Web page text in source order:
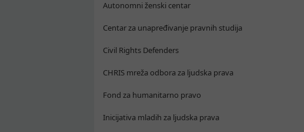
Autonomni ženski centar
Centar za unapređivanje pravnih studija
Civil Rights Defenders
CHRIS mreža odbora za ljudska prava
Fond za humanitarno pravo
Inicijativa mladih za ljudska prava